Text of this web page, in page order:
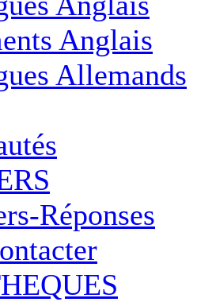
Anglais
Allemands
Réponses